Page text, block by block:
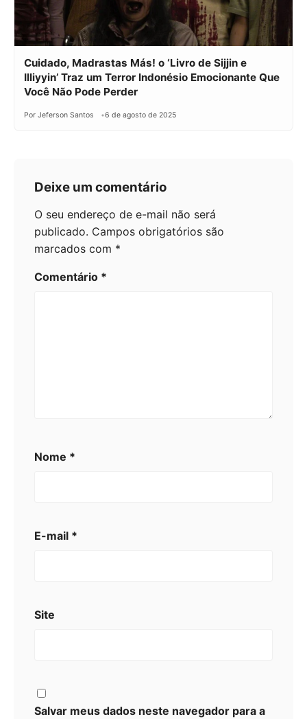
Cuidado, Madrastas Más! o ‘Livro de Sijjin e
Illiyyin’ Traz um Terror Indonésio Emocionante Que
Você Não Pode Perder
Por Jeferson Santos 6 de agosto de 2025
Deixe um comentário
O seu endereço de e-mail não será
publicado. Campos obrigatórios são
marcados com *
Comentário *
Nome *
E-mail *
Site
Salvar meus dados neste navegador para a